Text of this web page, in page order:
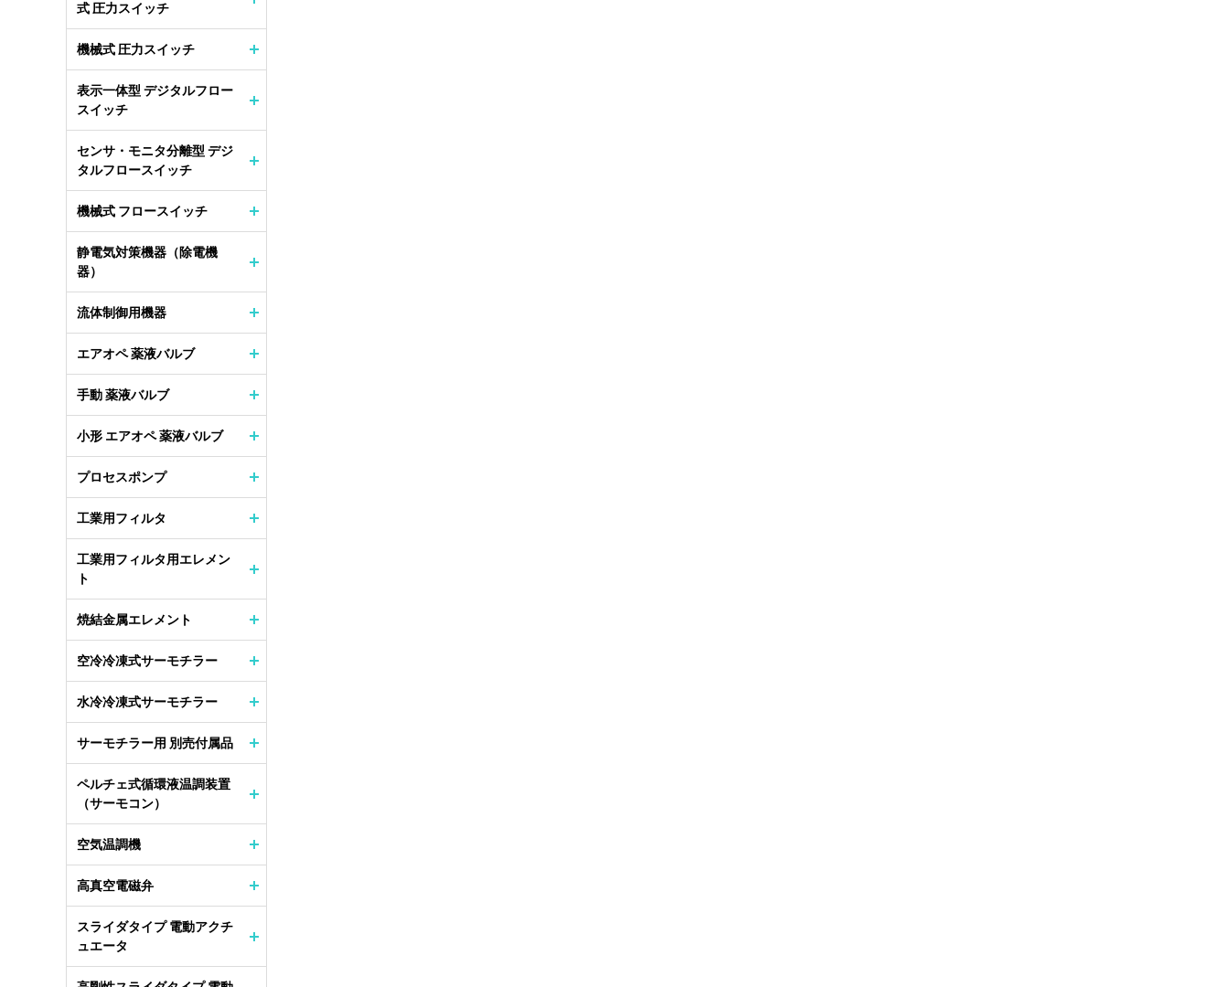
式 圧力スイッチ
機械式 圧力スイッチ
表示一体型 デジタルフロー
スイッチ
センサ・モニタ分離型 デジ
タルフロースイッチ
機械式 フロースイッチ
静電気対策機器（除電機
器）
流体制御用機器
エアオペ 薬液バルブ
手動 薬液バルブ
小形 エアオペ 薬液バルブ
プロセスポンプ
工業用フィルタ
工業用フィルタ用エレメン
ト
焼結金属エレメント
空冷冷凍式サーモチラー
水冷冷凍式サーモチラー
サーモチラー用 別売付属品
ペルチェ式循環液温調装置
（サーモコン）
空気温調機
高真空電磁弁
スライダタイプ 電動アクチ
ュエータ